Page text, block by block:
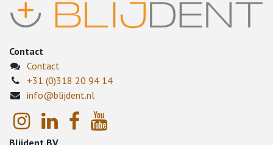
Contact
Contact
+31 (0)318 20 94 14
info@blijdent.nl